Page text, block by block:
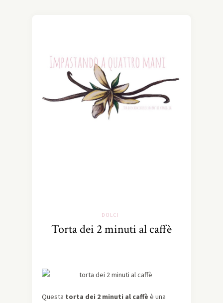
DOLCI
Torta dei 2 minuti al caffè
Questa torta dei 2 minuti al caffè è una